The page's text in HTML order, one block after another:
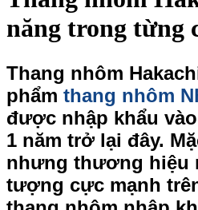
năng trong từng
Thang nhôm
phẩm thang nhôm
được nhập khẩu
1 năm trở lại đây.
nhưng thương hiệu
tượng cực mạnh